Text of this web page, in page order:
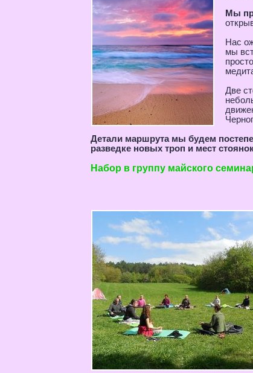
Мы
Нас
мы
Две
Детали маршрута мы будем
разведке новых троп и мест
Набор в группу майского